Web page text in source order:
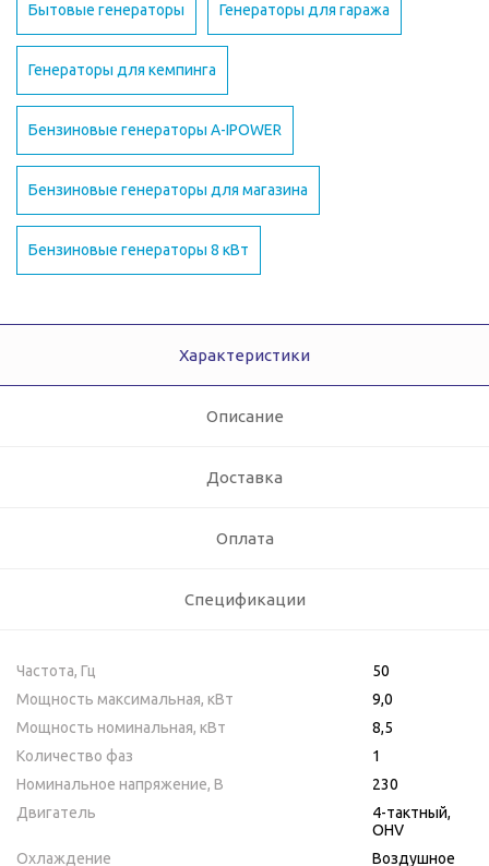
Бытовые генераторы Генераторы для гаража
Генераторы для кемпинга
Бензиновые генераторы A-IPOWER
Бензиновые генераторы для магазина
Бензиновые генераторы 8 кВт
Характеристики
Описание
Доставка
Оплата
Спецификации
Частота, Гц
50
Мощность максимальная, кВт
9,0
Мощность номинальная, кВт
8,5
Количество фаз
1
Номинальное напряжение, В
230
Двигатель
4-тактный,
OHV
Охлаждение
Воздушное